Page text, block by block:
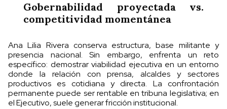
Gobernabilidad proyectada vs.
competitividad momentánea
Ana Lilia Rivera conserva estructura, base militante y
presencia nacional. Sin embargo, enfrenta un reto
específico: demostrar viabilidad ejecutiva en un entorno
donde la relación con prensa, alcaldes y sectores
productivos es cotidiana y directa. La confrontación
permanente puede ser rentable en tribuna legislativa; en
el Ejecutivo, suele generar fricción institucional.